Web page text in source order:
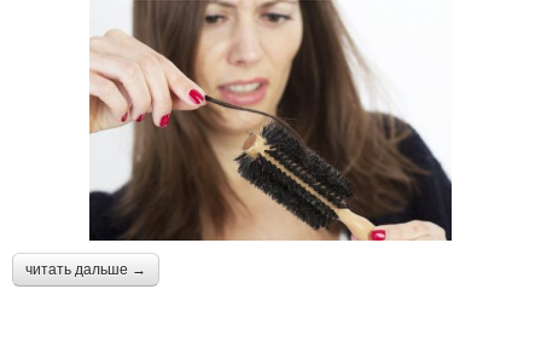
читать дальше →